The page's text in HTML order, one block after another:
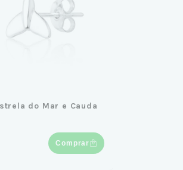
do Mar e Cauda
Comprar